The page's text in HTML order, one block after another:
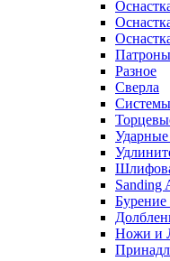
Патроны
Разное
Сверла
Ударные
Sanding
Ножи и